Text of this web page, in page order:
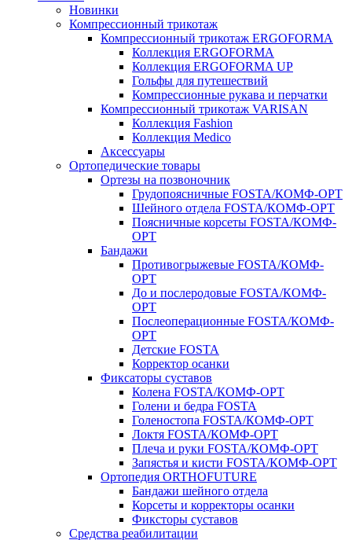
Новинки
Компрессионный трикотаж
Компрессионный трикотаж ERGOFORMA
Коллекция ERGOFORMA
Коллекция ERGOFORMA UP
Гольфы для путешествий
Компрессионные рукава и перчатки
Компрессионный трикотаж VARISAN
Коллекция Fashion
Коллекция Medico
Аксессуары
Ортопедические товары
Ортезы на позвоночник
Грудопоясничные FOSTA/КОМФ-ОРТ
Шейного отдела FOSTA/КОМФ-ОРТ
Поясничные корсеты FOSTA/КОМФ-
ОРТ
Бандажи
Противогрыжевые FOSTA/КОМФ-
ОРТ
До и послеродовые FOSTA/КОМФ-
ОРТ
Послеоперационные FOSTA/КОМФ-
ОРТ
Детские FOSTA
Корректор осанки
Фиксаторы суставов
Колена FOSTA/КОМФ-ОРТ
Голени и бедра FOSTA
Голеностопа FOSTA/КОМФ-ОРТ
Локтя FOSTA/КОМФ-ОРТ
Плеча и руки FOSTA/КОМФ-ОРТ
Запястья и кисти FOSTA/КОМФ-ОРТ
Ортопедия ORTHOFUTURE
Бандажи шейного отдела
Корсеты и корректоры осанки
Фиксторы суставов
Средства реабилитации